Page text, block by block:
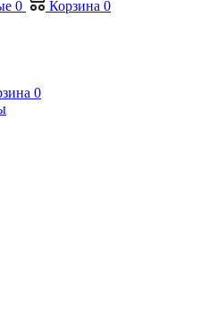
0 Корзина 0
0